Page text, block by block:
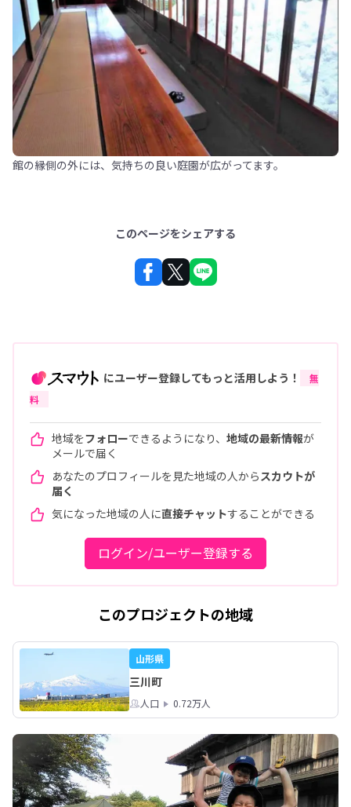
館の縁側の外には、気持ちの良い庭園が広がってます。
このページをシェアする
にユーザー登録してもっと活用しよう！
無
料
地域をフォローできるようになり、 地域の最新情報が
メールで届く
あなたのプロフィールを見た地域の人から スカウトが
届く
気になった地域の人に直接チャットすることができる
ログイン/ユーザー登録する
このプロジェクトの地域
山形県
三川町
人口 0.72万人